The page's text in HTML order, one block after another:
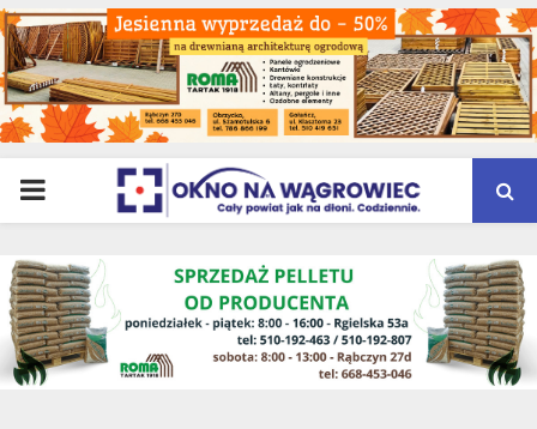
PRIMARY
MENU